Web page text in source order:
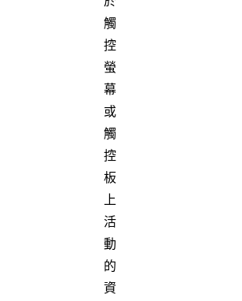
觸
控
螢
幕
或
觸
控
板
上
活
動
的
資